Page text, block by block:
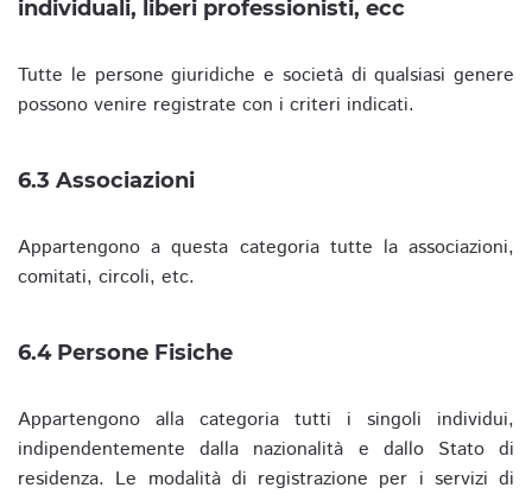
individuali, liberi professionisti, ecc
Tutte le persone giuridiche e società di qualsiasi genere
possono venire registrate con i criteri indicati.
6.3 Associazioni
Appartengono a questa categoria tutte la associazioni,
comitati, circoli, etc.
6.4 Persone Fisiche
Appartengono alla categoria tutti i singoli individui,
indipendentemente dalla nazionalità e dallo Stato di
residenza. Le modalità di registrazione per i servizi di